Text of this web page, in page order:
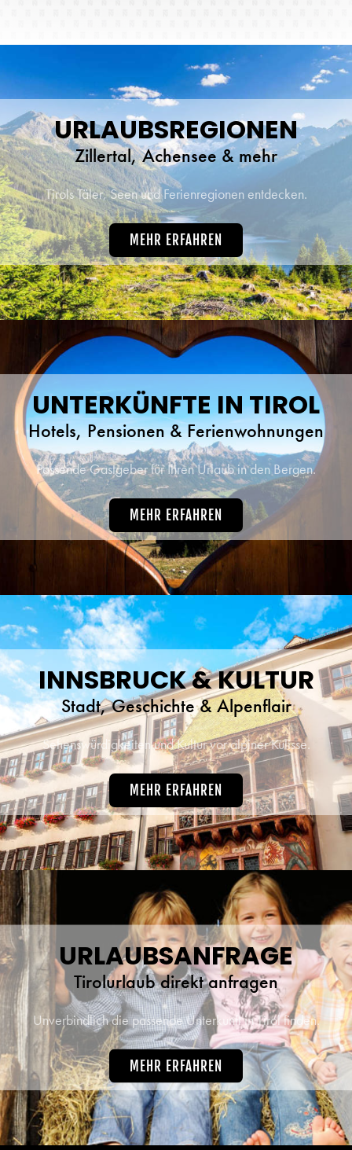
URLAUBSREGIONEN
Zillertal, Achensee & mehr
Tirols Täler, Seen und Ferienregionen entdecken.
MEHR ERFAHREN
UNTERKÜNFTE IN TIROL
Hotels, Pensionen & Ferienwohnungen
Passende Gastgeber für Ihren Urlaub in den Bergen.
MEHR ERFAHREN
INNSBRUCK & KULTUR
Stadt, Geschichte & Alpenflair
Sehenswürdigkeiten und Kultur vor alpiner Kulisse.
MEHR ERFAHREN
URLAUBSANFRAGE
Tirolurlaub direkt anfragen
Unverbindlich die passende Unterkunft in Tirol finden.
MEHR ERFAHREN